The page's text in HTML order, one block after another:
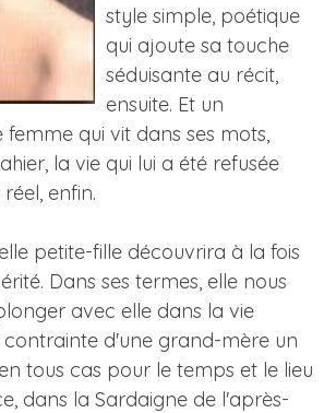
style simple, poétique
qui ajoute sa touche
séduisante au récit,
ensuite. Et un
qui vit dans ses mots,
la vie qui lui a été refusée
enfin.
petite-fille découvrira à la fois
Dans ses termes, elle nous
avec elle dans la vie
d'une grand-mère un
tous cas pour le temps et le lieu
dans la Sardaigne de l'après-